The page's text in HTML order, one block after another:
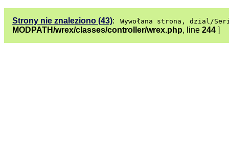
Strony nie znaleziono (43): Wywołana strona, dzial/
MODPATH/wrex/classes/controller/wrex.php, line 244 ]